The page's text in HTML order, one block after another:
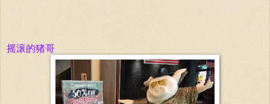
摇滚的猪哥